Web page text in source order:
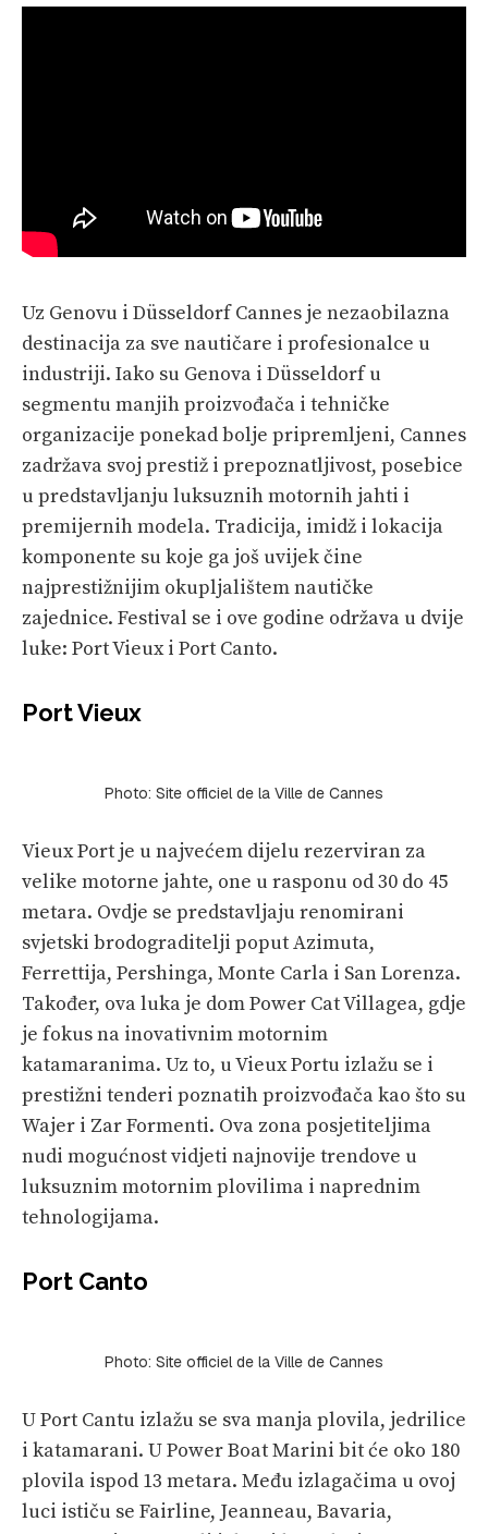
Uz Genovu i Düsseldorf Cannes je nezaobilazna
destinacija za sve nautičare i profesionalce u
industriji. Iako su Genova i Düsseldorf u
segmentu manjih proizvođača i tehničke
organizacije ponekad bolje pripremljeni, Cannes
zadržava svoj prestiž i prepoznatljivost, posebice
u predstavljanju luksuznih motornih jahti i
premijernih modela. Tradicija, imidž i lokacija
komponente su koje ga još uvijek čine
najprestižnijim okupljalištem nautičke
zajednice. Festival se i ove godine održava u dvije
luke: Port Vieux i Port Canto.
Port Vieux
Photo: Site officiel de la Ville de Cannes
Vieux Port je u najvećem dijelu rezerviran za
velike motorne jahte, one u rasponu od 30 do 45
metara. Ovdje se predstavljaju renomirani
svjetski brodograditelji poput Azimuta,
Ferrettija, Pershinga, Monte Carla i San Lorenza.
Također, ova luka je dom Power Cat Villagea, gdje
je fokus na inovativnim motornim
katamaranima. Uz to, u Vieux Portu izlažu se i
prestižni tenderi poznatih proizvođača kao što su
Wajer i Zar Formenti. Ova zona posjetiteljima
nudi mogućnost vidjeti najnovije trendove u
luksuznim motornim plovilima i naprednim
tehnologijama.
Port Canto
Photo: Site officiel de la Ville de Cannes
U Port Cantu izlažu se sva manja plovila, jedrilice
i katamarani. U Power Boat Marini bit će oko 180
plovila ispod 13 metara. Među izlagačima u ovoj
luci ističu se Fairline, Jeanneau, Bavaria,